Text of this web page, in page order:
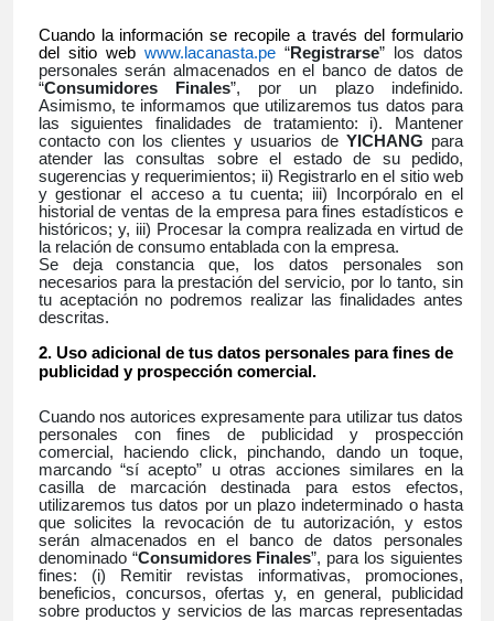
Cuando la información se recopile a través del formulario
del sitio web www.lacanasta.pe “Registrarse” los datos
personales serán almacenados en el banco de datos de
“Consumidores Finales”, por un plazo indefinido.
Asimismo, te informamos que utilizaremos tus datos para
las siguientes finalidades de tratamiento: i). Mantener
contacto con los clientes y usuarios de YICHANG para
atender las consultas sobre el estado de su pedido,
sugerencias y requerimientos; ii) Registrarlo en el sitio web
y gestionar el acceso a tu cuenta; iii) Incorpóralo en el
historial de ventas de la empresa para fines estadísticos e
históricos; y, iii) Procesar la compra realizada en virtud de
la relación de consumo entablada con la empresa.
Se deja constancia que, los datos personales son
necesarios para la prestación del servicio, por lo tanto, sin
tu aceptación no podremos realizar las finalidades antes
descritas.
Uso adicional de tus datos personales para fines de
publicidad y prospección comercial.
Cuando nos autorices expresamente para utilizar tus datos
personales con fines de publicidad y prospección
comercial, haciendo click, pinchando, dando un toque,
marcando “sí acepto” u otras acciones similares en la
casilla de marcación destinada para estos efectos,
utilizaremos tus datos por un plazo indeterminado o hasta
que solicites la revocación de tu autorización, y estos
serán almacenados en el banco de datos personales
denominado “Consumidores Finales”, para los siguientes
fines: (i) Remitir revistas informativas, promociones,
beneficios, concursos, ofertas y, en general, publicidad
sobre productos y servicios de las marcas representadas